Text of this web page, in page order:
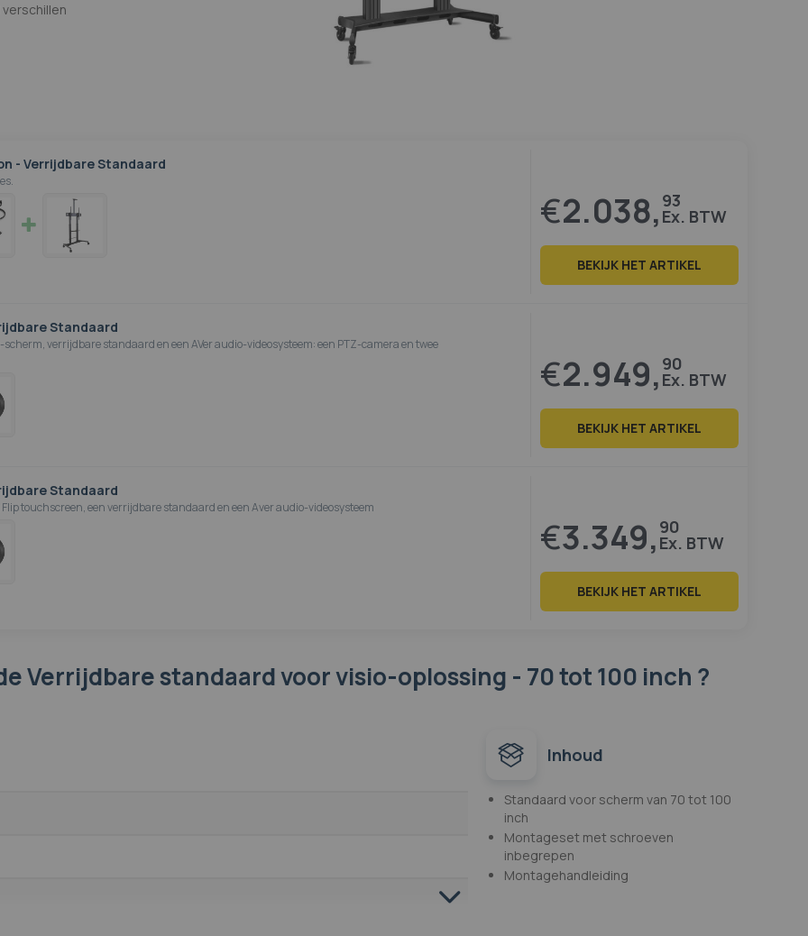
- Verrijdbare Standaard
€2.038, 93
BEKIJK HET ARTIKEL
Standaard
verrijdbare standaard en een AVer audio-videosysteem: een PTZ-camera en twee
€2.949, 90
BEKIJK HET ARTIKEL
Standaard
touchscreen, een verrijdbare standaard en een Aver audio-videosysteem
€3.349, 90
BEKIJK HET ARTIKEL
Verrijdbare standaard voor visio-oplossing - 70 tot 100 inch ?
Inhoud
Standaard voor scherm van 70 tot 100
inch
Montageset met schroeven
inbegrepen
Montagehandleiding